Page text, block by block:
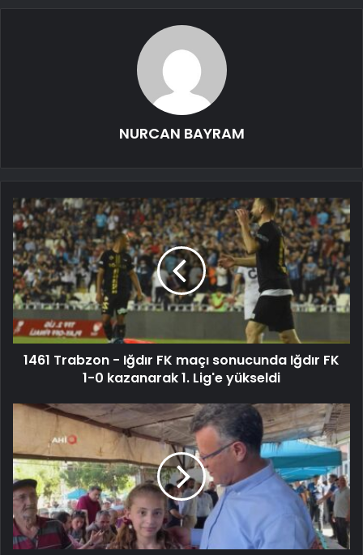
NURCAN BAYRAM
1461 Trabzon - Iğdır FK maçı sonucunda Iğdır FK
1-0 kazanarak 1. Lig'e yükseldi